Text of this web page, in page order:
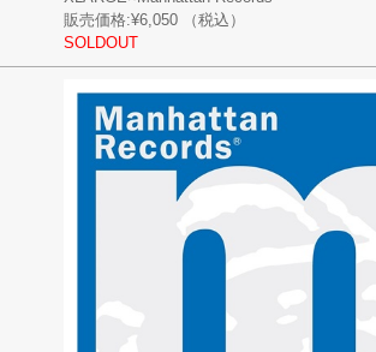
販売価格:¥6,050
（税込）
SOLDOUT